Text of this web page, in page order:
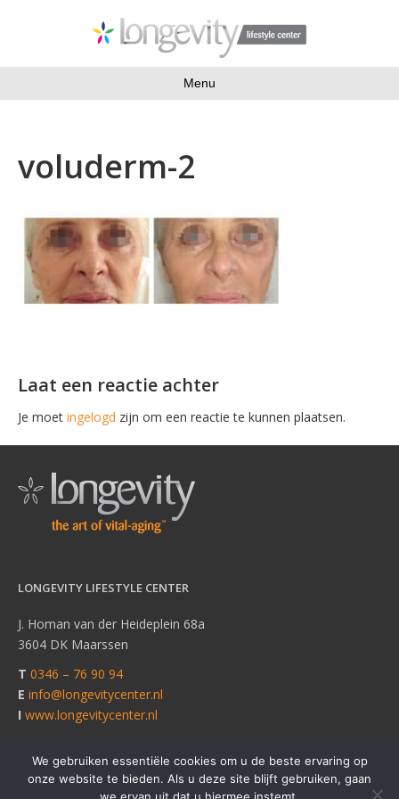
Menu
voluderm-2
Laat een reactie achter
Je moet ingelogd zijn om een reactie te kunnen plaatsen.
LONGEVITY LIFESTYLE CENTER
J. Homan van der Heideplein 68a
3604 DK Maarssen
T 0346 – 76 90 94
E info@longevitycenter.nl
I www.longevitycenter.nl
© Copyright Longevity Lifestyle Center |Powered byHogans Play
We gebruiken essentiële cookies om u de beste ervaring op
onze website te bieden. Als u deze site blijft gebruiken, gaan